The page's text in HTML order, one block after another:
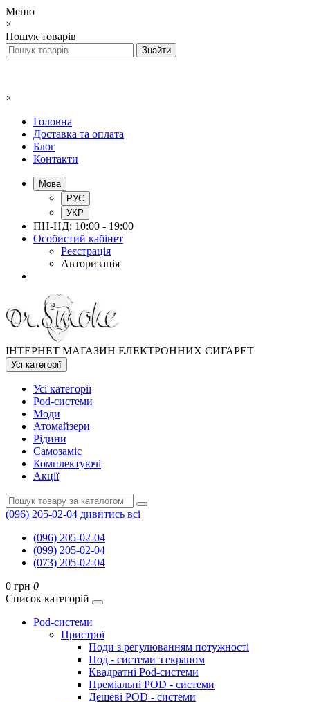
Меню
×
Пошук товарів
×
Головна
Доставка та оплата
Блог
Контакти
Мова
РУС
УКР
ПН-НД: 10:00 - 19:00
Особистий кабінет
Реєстрація
Авторизація
ІНТЕРНЕТ МАГАЗИН ЕЛЕКТРОННИХ СИГАРЕТ
Усі категорії
Усі категорії
Pod-системи
Моди
Атомайзери
Рідини
Самозаміс
Комплектуючі
Акції
(096) 205-02-04 дивитись всі
(096) 205-02-04
(099) 205-02-04
(073) 205-02-04
0 грн 0
Список категорій
Pod-системи
Пристрої
Поди з регулюванням потужності
Под - системи з екраном
Квадратні Pod-системи
Преміальні POD - системи
Дешеві POD - системи